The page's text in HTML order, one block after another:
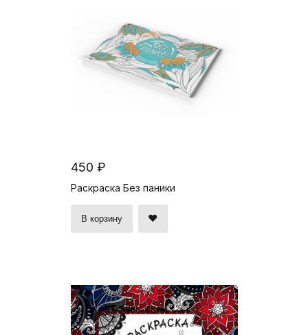
450 ₽
Раскраска Без паники
В корзину